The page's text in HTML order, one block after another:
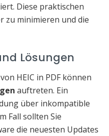
Diese praktischen
zu minimieren und die
Lösungen
HEIC in PDF können
auftreten. Ein
über inkompatible
Fall sollten Sie
die neuesten Updates